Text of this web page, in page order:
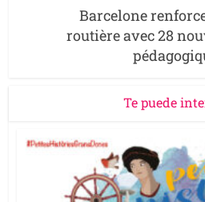
Barcelone
routière avec 28
Te puede